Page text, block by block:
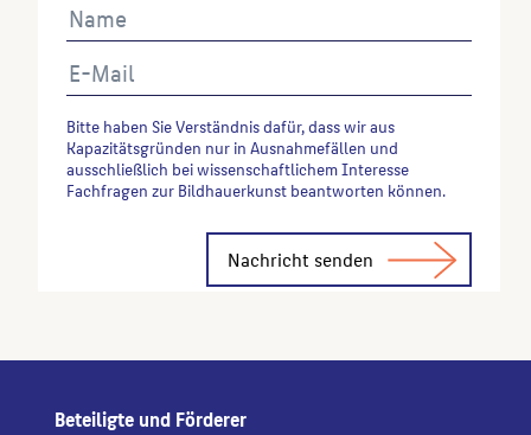
Bitte haben Sie Verständnis dafür, dass wir aus
Kapazitätsgründen nur in Ausnahmefällen und
ausschließlich bei wissenschaftlichem Interesse
Fachfragen zur Bildhauerkunst beantworten können.
Beteiligte und Förderer